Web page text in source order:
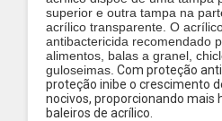
superior e outra tampa na
acrílico transparente. O
antibactericida recomendado
alimentos, balas a granel,
guloseimas. Com proteção
proteção inibe o crescimento
nocivos, proporcionando mais
baleiros de acrílico.